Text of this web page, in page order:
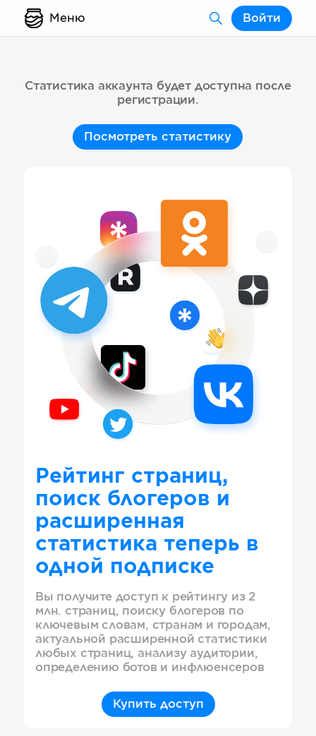
Меню Войти
Статистика аккаунта будет доступна после
регистрации.
Посмотреть статистику
Рейтинг страниц,
поиск блогеров и
расширенная
статистика теперь в
одной подписке
Вы получите доступ к рейтингу из 2
млн. страниц, поиску блогеров по
ключевым словам, странам и городам,
актуальной расширенной статистики
любых страниц, анализу аудитории,
определению ботов и инфлюенсеров
Купить доступ